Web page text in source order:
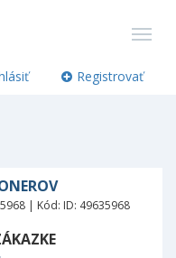
Registrovať
| Kód: ID: 49635968